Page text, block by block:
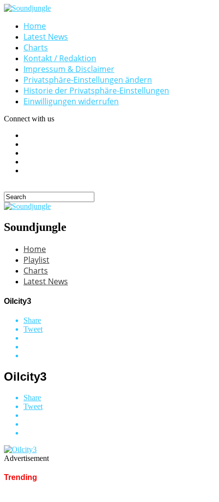
Home
Latest News
Charts
Kontakt / Redaktion
Impressum & Disclaimer
Privatsphäre-Einstellungen ändern
Historie der Privatsphäre-Einstellungen
Einwilligungen widerrufen
Connect with us
Soundjungle
Home
Playlist
Charts
Latest News
Oilcity3
Share
Tweet
Oilcity3
Share
Tweet
Advertisement
Trending